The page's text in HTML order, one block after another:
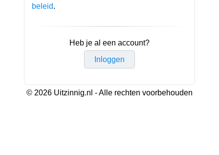
beleid.
Heb je al een account?
Inloggen
© 2026 Uitzinnig.nl - Alle rechten voorbehouden